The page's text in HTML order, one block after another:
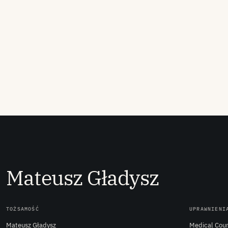
Mateusz Gładysz
TOŻSAMOŚĆ
Mateusz Gładysz
Medical